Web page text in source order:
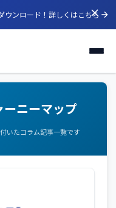
ウンロード！ 詳しくはこちら
ニーマップ
いたコラム記事一覧です